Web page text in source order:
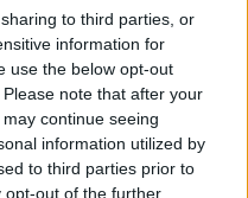
to third parties, or
information for
use the below opt-out
note that after your
continue seeing
information utilized by
to third parties prior to
opt-out of the further